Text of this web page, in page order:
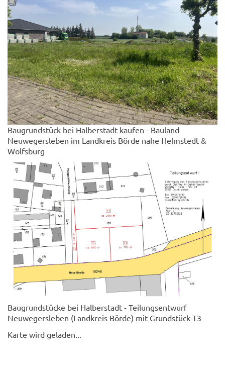
Baugrundstück bei Halberstadt kaufen - Bauland
Neuwegersleben im Landkreis Börde nahe Helmstedt &
Wolfsburg
Baugrundstücke bei Halberstadt - Teilungsentwurf
Neuwegersleben (Landkreis Börde) mit Grundstück T3
Karte wird geladen...